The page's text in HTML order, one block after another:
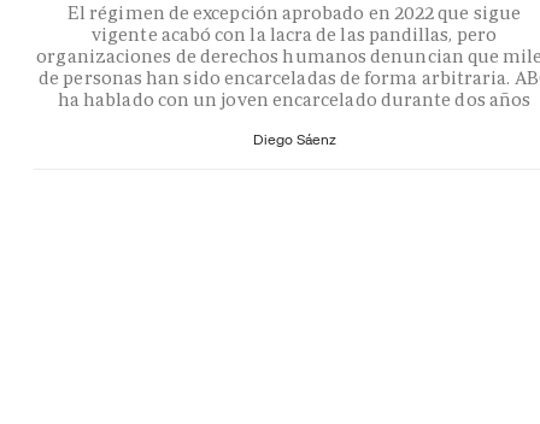
El régimen de excepción aprobado en 2022 que sigue
vigente acabó con la lacra de las pandillas, pero
organizaciones de derechos humanos denuncian que
de personas han sido encarceladas de forma arbitraria.
ha hablado con un joven encarcelado durante dos años
Diego Sáenz